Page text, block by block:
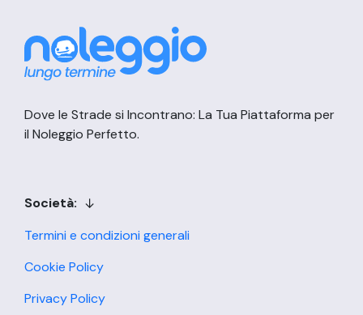
Dove le Strade si Incontrano: La Tua Piattaforma per
il Noleggio Perfetto.
Società:
Termini e condizioni generali
Cookie Policy
Privacy Policy